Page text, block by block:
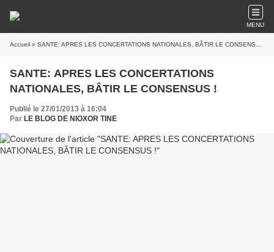
MENU
Accueil » SANTE: APRES LES CONCERTATIONS NATIONALES, BÂTIR LE CONSENSUS !
SANTE: APRES LES CONCERTATIONS
NATIONALES, BÂTIR LE CONSENSUS !
Publié le 27/01/2013 à 16:04
Par LE BLOG DE NIOXOR TINE